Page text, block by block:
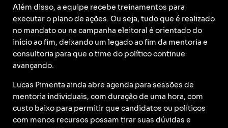
Além disso, a equipe recebe treinamentos para
executar o plano de ações. Ou seja, tudo que é realizado
no mandato ou na campanha eleitoral é orientado do
início ao fim, deixando um legado ao fim da mentoria e
consultoria para que o time do político continue
avançando.
Lucas Pimenta ainda abre agenda para sessões de
mentoria individuais, com duração de uma hora, com
custo baixo para permitir que candidatos ou políticos
com menos recursos possam tirar suas dúvidas e